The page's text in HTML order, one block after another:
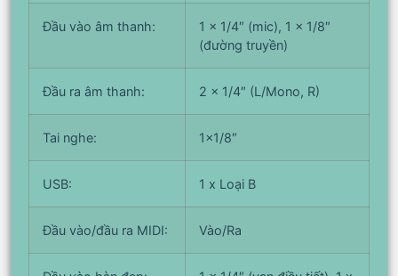
Đầu vào âm thanh:
1 x 1/4″ (mic), 1 x 1/8″
(đường truyền)
Đầu ra âm thanh: 2 x 1/4″ (L/Mono, R)
Tai nghe: 1×1/8″
USB: 1 x Loại B
Đầu vào/đầu ra MIDI: Vào/Ra